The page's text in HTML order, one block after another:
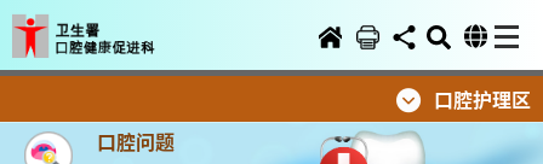
口腔护理区
口腔问题